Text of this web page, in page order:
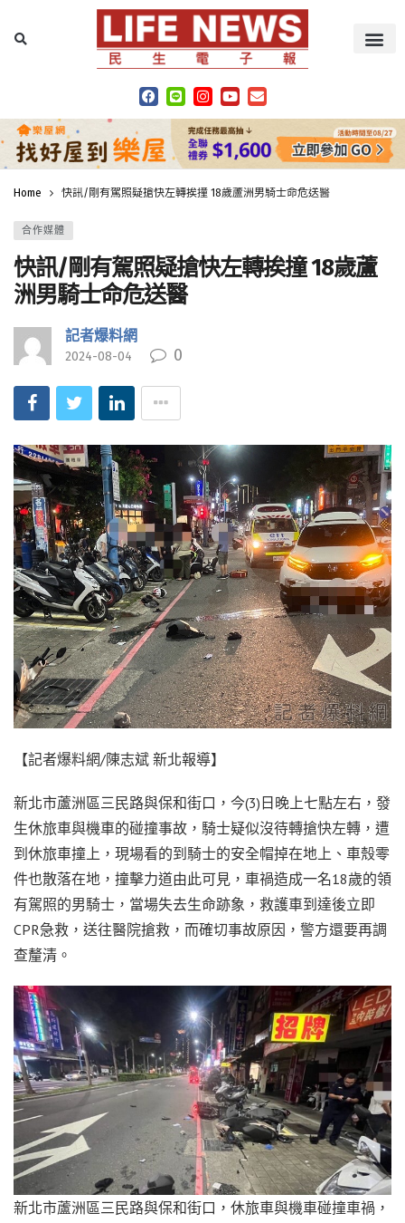
Home 快訊/剛有駕照疑搶快左轉挨撞 18歲蘆洲男騎士命危送醫
合作媒體
快訊/剛有駕照疑搶快左轉挨撞 18歲蘆
洲男騎士命危送醫
記者爆料網
2024-08-04 0
【記者爆料網/陳志斌 新北報導】
新北市蘆洲區三民路與保和街口，今(3)日晚上七點左右，發
生休旅車與機車的碰撞事故，騎士疑似沒待轉搶快左轉，遭
到休旅車撞上，現場看的到騎士的安全帽掉在地上、車殼零
件也散落在地，撞擊力道由此可見，車禍造成一名18歲的領
有駕照的男騎士，當場失去生命跡象，救護車到達後立即
CPR急救，送往醫院搶救，而確切事故原因，警方還要再調
查釐清。
新北市蘆洲區三民路與保和街口，休旅車與機車碰撞車禍，